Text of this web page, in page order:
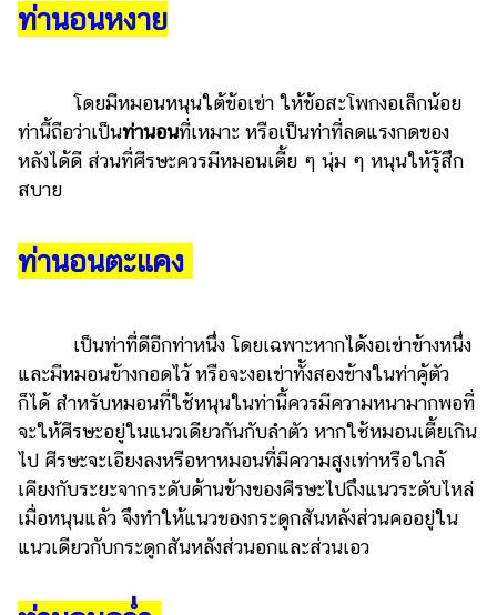
ดูด
หญิง
ผู้ชาย
สุขภาพ
ท่อง
เที่ยว
อาหาร
ง่ายๆ
ช้อป
ปิ้ง
รถยนต์
บ้าน
ท่านอนหงาย
โดยมีหมอนหนุนใต้ข้อเข่า ให้ข้อสะโพกงอเล็กน้อย
ท่านี้ถือว่าเป็นท่านอนที่เหมาะ หรือเป็นท่าที่ลดแรงกดของ
หลังได้ดี ส่วนที่ศีรษะควรมีหมอนเตี้ย ๆ นุ่ม ๆ หนุนให้รู้สึก
สบาย
ท่านอนตะแคง
เป็นท่าที่ดีอีกท่าหนึ่ง โดยเฉพาะหากได้งอเข่าข้างหนึ่ง
และมีหมอนข้างกอดไว้ หรือจะงอเข่าทั้งสองข้างในท่าคู้ตัว
ก็ได้ สำหรับหมอนที่ใช้หนุนในท่านี้ควรมีความหนามากพอที่
จะให้ศีรษะอยู่ในแนวเดียวกันกับลำตัว หากใช้หมอนเตี้ยเกิน
ไป ศีรษะจะเอียงลงหรือหาหมอนที่มีความสูงเท่าหรือใกล้
เคียงกับระยะจากระดับด้านข้างของศีรษะไปถึงแนวระดับไหล่
เมื่อหนุนแล้ว จึงทำให้แนวของกระดูกสันหลังส่วนคออยู่ใน
แนวเดียวกับกระดูกสันหลังส่วนอกและส่วนเอว